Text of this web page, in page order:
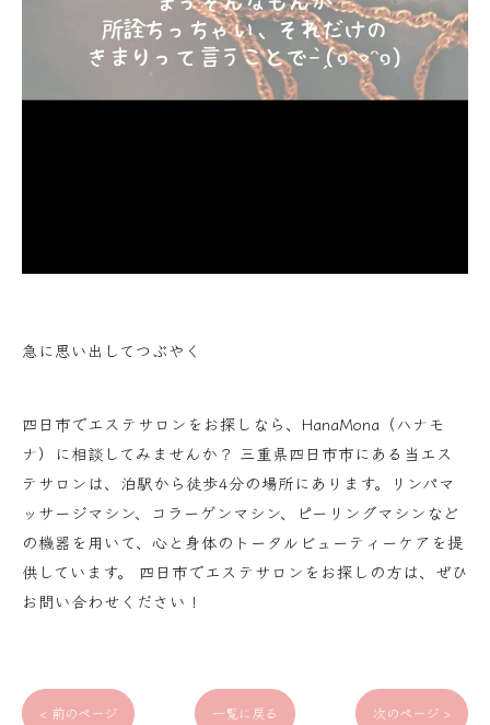
急に思い出してつぶやく
四日市でエステサロンをお探しなら、HanaMona（ハナモ
ナ）に相談してみませんか？ 三重県四日市市にある当エス
テサロンは、泊駅から徒歩4分の場所にあります。リンパマ
ッサージマシン、コラーゲンマシン、ピーリングマシンなど
の機器を用いて、心と身体のトータルビューティーケアを提
供しています。 四日市でエステサロンをお探しの方は、ぜひ
お問い合わせください！
< 前のページ 一覧に戻る 次のページ >